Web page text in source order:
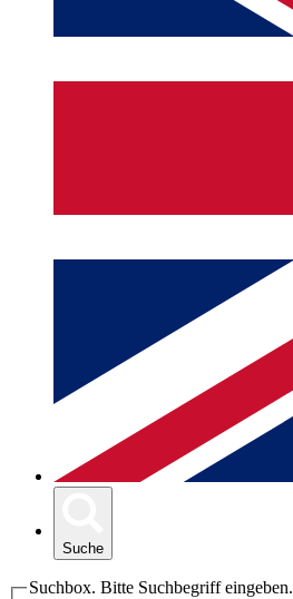
Suche
Suchbox. Bitte Suchbegriff eingeben.